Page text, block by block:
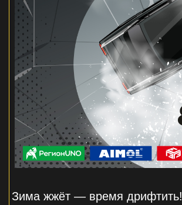
Зима жжёт — время дрифтить!